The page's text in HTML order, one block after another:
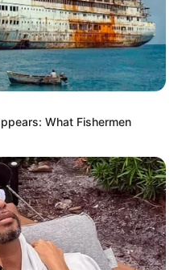
What Fishermen